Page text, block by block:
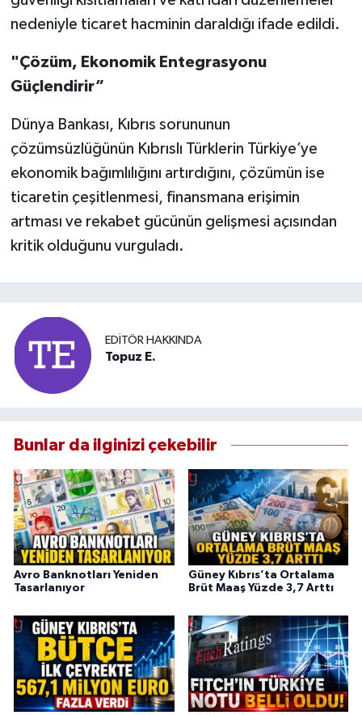
nedeniyle ticaret hacminin daraldığı ifade edildi.
"Çözüm, Ekonomik Entegrasyonu
Güçlendirir”
Dünya Bankası, Kıbrıs sorununun
çözümsüzlüğünün Kıbrıslı Türklerin Türkiye’ye
ekonomik bağımlılığını artırdığını, çözümün ise
ticaretin çeşitlenmesi, finansmana erişimin
artması ve rekabet gücünün gelişmesi açısından
kritik olduğunu vurguladı.
EDITÖR HAKKINDA
Topuz E.
Bunlar da ilginizi çekebilir
Avro Banknotları Yeniden
Tasarlanıyor
Güney Kıbrıs’ta Ortalama
Brüt Maaş Yüzde 3,7 Arttı